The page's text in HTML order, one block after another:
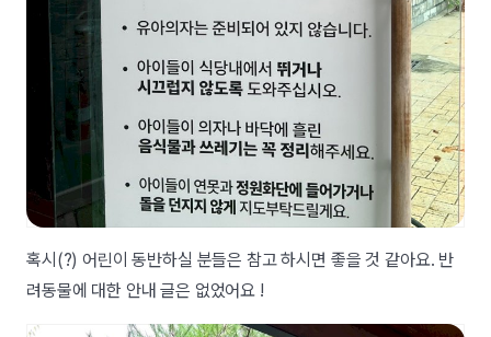
혹시(?) 어린이 동반하실 분들은 참고 하시면 좋을 것 같아요. 반
려동물에 대한 안내 글은 없었어요 !